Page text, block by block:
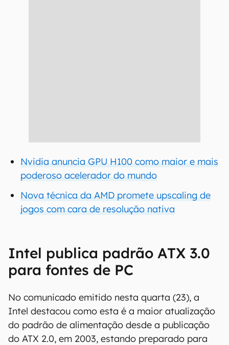
Nvidia anuncia GPU H100 como maior e mais
poderoso acelerador do mundo
Nova técnica da AMD promete upscaling de
jogos com cara de resolução nativa
Intel publica padrão ATX 3.0
para fontes de PC
No comunicado emitido nesta quarta (23), a
Intel destacou como esta é a maior atualização
do padrão de alimentação desde a publicação
do ATX 2.0, em 2003, estando preparado para